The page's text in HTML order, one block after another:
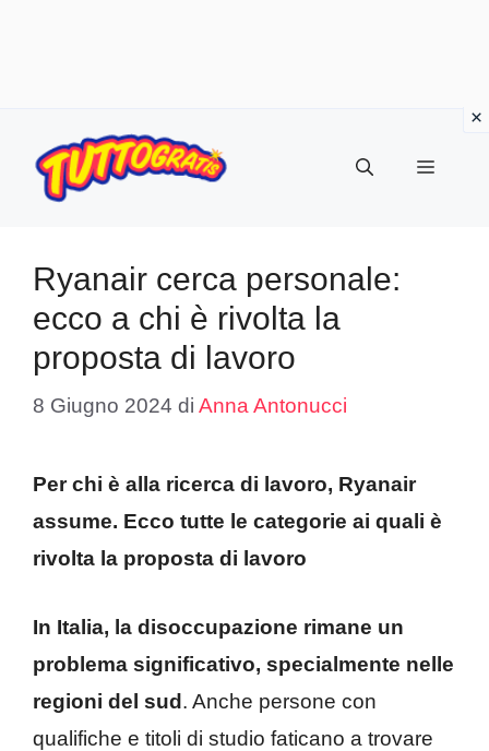
contenuto
Menu
Ryanair cerca personale:
ecco a chi è rivolta la
proposta di lavoro
8 Giugno 2024 di Anna Antonucci
Per chi è alla ricerca di lavoro, Ryanair
assume. Ecco tutte le categorie ai quali è
rivolta la proposta di lavoro
In Italia, la disoccupazione rimane un
problema significativo, specialmente nelle
regioni del sud. Anche persone con
qualifiche e titoli di studio faticano a trovare